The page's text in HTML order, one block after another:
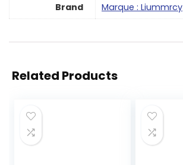
Brand Marque : Liummrcy
Related Products